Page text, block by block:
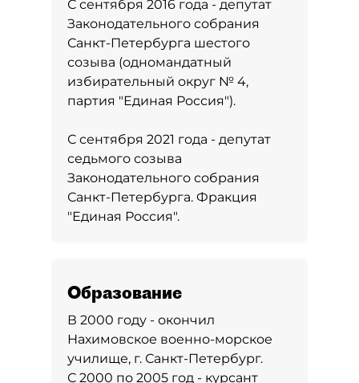
С сентября 2016 года - депутат
Законодательного собрания
Санкт-Петербурга шестого
созыва (одномандатный
избирательный округ № 4,
партия "Единая Россия").
С сентября 2021 года - депутат
седьмого созыва
Законодательного собрания
Санкт-Петербурга. Фракция
"Единая Россия".
Образование
В 2000 году - окончил
Нахимовское военно-морское
училище, г. Санкт-Петербург.
С 2000 по 2005 год - курсант